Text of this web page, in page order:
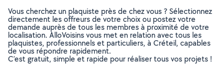
Vous cherchez un plaquiste près de chez vous ? Sélectionnez
directement les offreurs de votre choix ou postez votre
demande auprès de tous les membres à proximité de votre
localisation. AlloVoisins vous met en relation avec tous les
plaquistes, professionnels et particuliers, à Créteil, capables
de vous répondre rapidement.
C’est gratuit, simple et rapide pour réaliser tous vos projets !